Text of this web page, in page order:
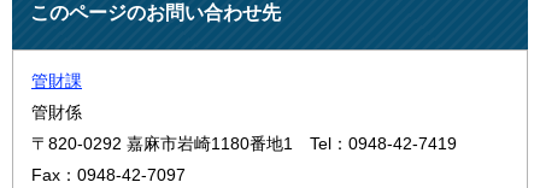
このページのお問い合わせ先
管財課
管財係
〒820-0292 嘉麻市岩崎1180番地1
Tel：0948-42-7419
Fax：0948-42-7097